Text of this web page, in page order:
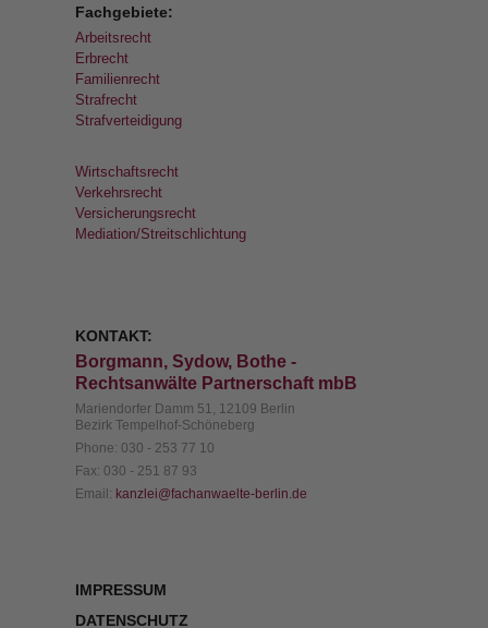
Fachgebiete:
Arbeitsrecht
Erbrecht
Familienrecht
Strafrecht
Strafverteidigung
Wirtschaftsrecht
Verkehrsrecht
Versicherungsrecht
Mediation/Streitschlichtung
KONTAKT:
Borgmann, Sydow, Bothe -
Rechtsanwälte Partnerschaft mbB
Mariendorfer Damm 51, 12109 Berlin
Bezirk Tempelhof-Schöneberg
Phone: 030 - 253 77 10
Fax: 030 - 251 87 93
Email: kanzlei@fachanwaelte-berlin.de
IMPRESSUM
DATENSCHUTZ